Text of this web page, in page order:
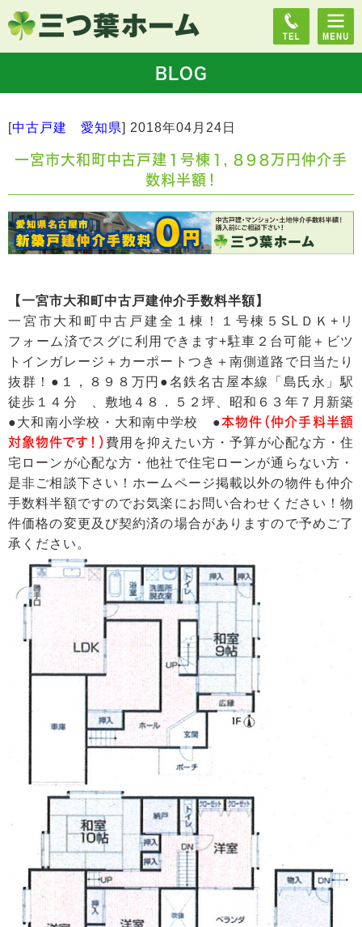
BLOG
[中古戸建 愛知県] 2018年04月24日
一宮市大和町中古戸建１号棟１，８９８万円仲介手
数料半額！
【一宮市大和町中古戸建仲介手数料半額】
一宮市大和町中古戸建全１棟！１号棟５SLＤＫ+リ
フォーム済でスグに利用できます+駐車２台可能＋ビツ
トインガレージ＋カーポートつき＋南側道路で日当たり
抜群！●１，８９８万円●名鉄名古屋本線「島氏永」駅
徒歩１４分 、敷地４８．５２坪、昭和６３年７月新築
●大和南小学校・大和南中学校 ●本物件（仲介手料半額
対象物件です！） 費用を抑えたい方・予算が心配な方・住
宅ローンが心配な方・他社で住宅ローンが通らない方・
是非ご相談下さい！ホームページ掲載以外の物件も仲介
手数料半額ですのでお気楽にお問い合わせください！物
件価格の変更及び契約済の場合がありますので予めご了
承ください。